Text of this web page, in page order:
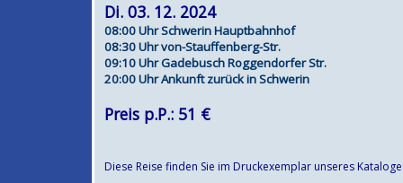
Di. 03. 12. 2024
08:00 Uhr Schwerin Hauptbahnhof
08:30 Uhr von-Stauffenberg-Str.
09:10 Uhr Gadebusch Roggendorfer Str.
20:00 Uhr Ankunft zurück in Schwerin
Preis p.P.: 51 €
Diese Reise finden Sie im Druckexemplar unseres